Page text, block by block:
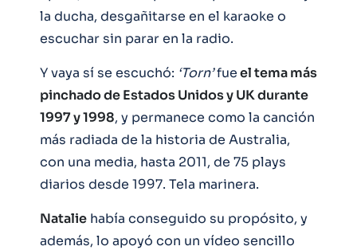
la ducha, desgañitarse en el karaoke o
escuchar sin parar en la radio.
Y vaya sí se escuchó: ‘Torn’fueel tema más
pinchado de Estados Unidos y UK durante
1997 y 1998, y permanece como la canción
más radiada de la historia de Australia,
con una media, hasta 2011, de 75 plays
diarios desde 1997. Tela marinera.
Natalie había conseguido su propósito, y
además, lo apoyó con un vídeo sencillo